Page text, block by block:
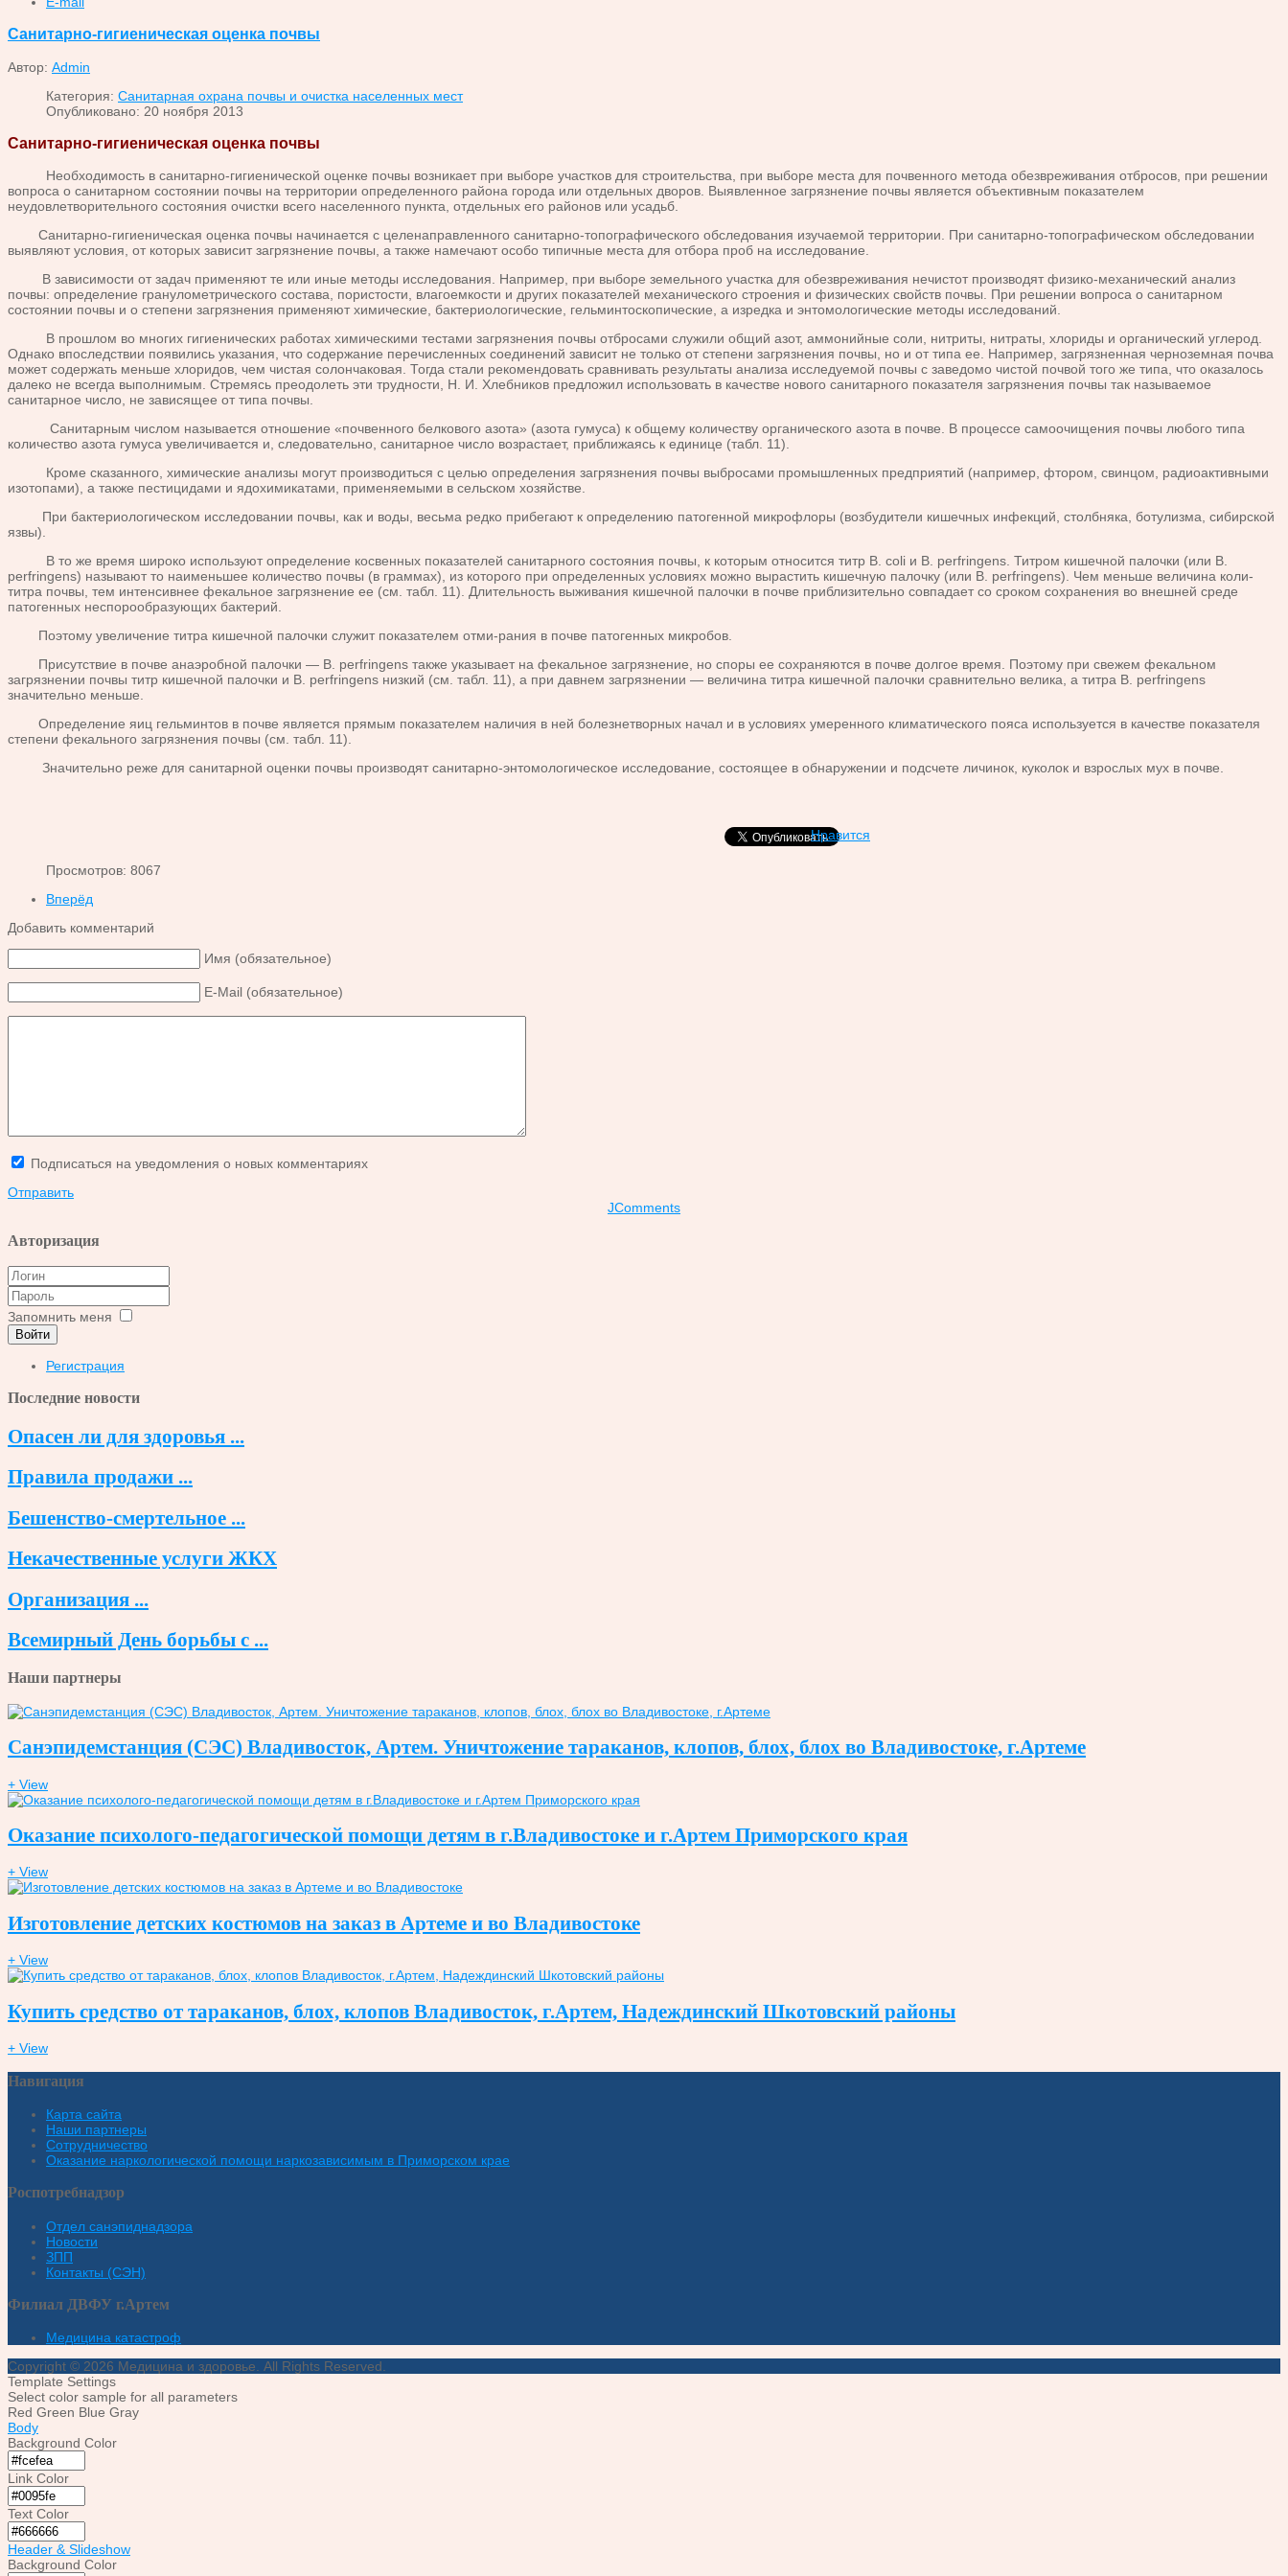
Санитарно-гигиеническая оценка почвы
Автор: Admin
Категория: Санитарная охрана почвы и очистка населенных мест
Опубликовано: 20 ноября 2013
Санитарно-гигиеническая оценка почвы
Необходимость в санитарно-гигиенической оценке почвы возникает при выборе участков для строительства, при выборе места для почвенного метода обезвреживания отбросов, при решении
вопроса о санитарном состоянии почвы на территории определенного района города или отдельных дворов. Выявленное загрязнение почвы является объективным показателем
неудовлетворительного состояния очистки всего населенного пункта, отдельных его районов или усадьб.
Санитарно-гигиеническая оценка почвы начинается с целенаправленного санитарно-топографического обследования изучаемой территории. При санитарно-топографическом обследовании
выявляют условия, от которых зависит загрязнение почвы, а также намечают особо типичные места для отбора проб на исследование.
В зависимости от задач применяют те или иные методы исследования. Например, при выборе земельного участка для обезвреживания нечистот производят физико-механический анализ
почвы: определение гранулометрического состава, пористости, влагоемкости и других показателей механического строения и физических свойств почвы. При решении вопроса о санитарном
состоянии почвы и о степени загрязнения применяют химические, бактериологические, гельминтоскопические, а изредка и энтомологические методы исследований.
В прошлом во многих гигиенических работах химическими тестами загрязнения почвы отбросами служили общий азот, аммонийные соли, нитриты, нитраты, хлориды и органический углерод.
Однако впоследствии появились указания, что содержание перечисленных соединений зависит не только от степени загрязнения почвы, но и от типа ее. Например, загрязненная черноземная почва
может содержать меньше хлоридов, чем чистая солончаковая. Тогда стали рекомендовать сравнивать результаты анализа исследуемой почвы с заведомо чистой почвой того же типа, что оказалось
далеко не всегда выполнимым. Стремясь преодолеть эти трудности, Н. И. Хлебников предложил использовать в качестве нового санитарного показателя загрязнения почвы так называемое
санитарное число, не зависящее от типа почвы.
Санитарным числом называется отношение «почвенного белкового азота» (азота гумуса) к общему количеству органического азота в почве. В процессе самоочищения почвы любого типа
количество азота гумуса увеличивается и, следовательно, санитарное число возрастает, приближаясь к единице (табл. 11).
Кроме сказанного, химические анализы могут производиться с целью определения загрязнения почвы выбросами промышленных предприятий (например, фтором, свинцом, радиоактивными
изотопами), а также пестицидами и ядохимикатами, применяемыми в сельском хозяйстве.
При бактериологическом исследовании почвы, как и воды, весьма редко прибегают к определению патогенной микрофлоры (возбудители кишечных инфекций, столбняка, ботулизма, сибирской
язвы).
В то же время широко используют определение косвенных показателей санитарного состояния почвы, к которым относится титр В. coli и В. perfringens. Титром кишечной палочки (или В.
perfringens) называют то наименьшее количество почвы (в граммах), из которого при определенных условиях можно вырастить кишечную палочку (или В. perfringens). Чем меньше величина коли-
титра почвы, тем интенсивнее фекальное загрязнение ее (см. табл. 11). Длительность выживания кишечной палочки в почве приблизительно совпадает со сроком сохранения во внешней среде
патогенных неспорообразующих бактерий.
Поэтому увеличение титра кишечной палочки служит показателем отми-рания в почве патогенных микробов.
Присутствие в почве анаэробной палочки — В. perfringens также указывает на фекальное загрязнение, но споры ее сохраняются в почве долгое время. Поэтому при свежем фекальном
загрязнении почвы титр кишечной палочки и В. perfringens низкий (см. табл. 11), а при давнем загрязнении — величина титра кишечной палочки сравнительно велика, а титра В. perfringens
значительно меньше.
Определение яиц гельминтов в почве является прямым показателем наличия в ней болезнетворных начал и в условиях умеренного климатического пояса используется в качестве показателя
степени фекального загрязнения почвы (см. табл. 11).
Значительно реже для санитарной оценки почвы производят санитарно-энтомологическое исследование, состоящее в обнаружении и подсчете личинок, куколок и взрослых мух в почве.
Нравится
Просмотров: 8067
Вперёд
Добавить комментарий
Имя (обязательное)
E-Mail (обязательное)
Подписаться на уведомления о новых комментариях
Отправить
JComments
Авторизация
Запомнить меня
Войти
Регистрация
Последние новости
Опасен ли для здоровья ...
Правила продажи ...
Бешенство-смертельное ...
Некачественные услуги ЖКХ
Организация ...
Всемирный День борьбы с ...
Наши партнеры
Санэпидемстанция (СЭС) Владивосток, Артем. Уничтожение тараканов, клопов, блох, блох во Владивостоке, г.Артеме
+ View
Оказание психолого-педагогической помощи детям в г.Владивостоке и г.Артем Приморского края
+ View
Изготовление детских костюмов на заказ в Артеме и во Владивостоке
+ View
Купить средство от тараканов, блох, клопов Владивосток, г.Артем, Надеждинский Шкотовский районы
+ View
Навигация
Карта сайта
Наши партнеры
Сотрудничество
Оказание наркологической помощи наркозависимым в Приморском крае
Роспотребнадзор
Отдел санэпиднадзора
Новости
ЗПП
Контакты (СЭН)
Филиал ДВФУ г.Артем
Медицина катастроф
Copyright © 2026 Медицина и здоровье. All Rights Reserved.
Template Settings
Select color sample for all parameters
Red Green Blue Gray
Body
Background Color
Link Color
Text Color
Header & Slideshow
Background Color